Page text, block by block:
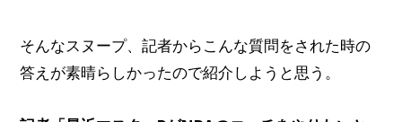
そんなスヌープ、記者からこんな質問をされた時の
答えが素晴らしかったので紹介しようと思う。